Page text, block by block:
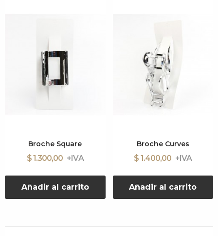
Broche Square
$ 1.300,00
Añadir al carrito
Broche Curves
$ 1.400,00
Añadir al carrito